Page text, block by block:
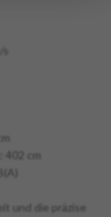
cm
und die präzise